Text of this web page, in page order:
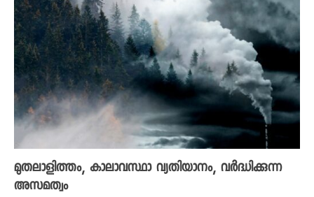
മുതലാളിത്തം, കാലാവസ്ഥാ വ്യതിയാനം, വർദ്ധിക്കുന്ന
അസമത്വം